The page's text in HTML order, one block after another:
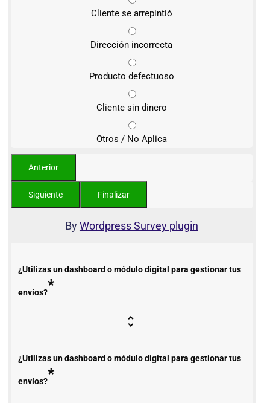
Cliente se arrepintió
Dirección incorrecta
Producto defectuoso
Cliente sin dinero
Otros / No Aplica
ByWordpress Survey plugin
¿Utilizas un dashboard o módulo digital para gestionar tus
envíos?*
¿Utilizas un dashboard o módulo digital para gestionar tus
envíos?*